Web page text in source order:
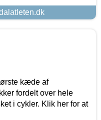
kæde af
fordelt over hele
i cykler. Klik her for at